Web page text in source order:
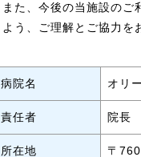
また、今後の当施設のご
よう、ご理解とご協力を
病院名 オリ
責任者 院
所在地 〒